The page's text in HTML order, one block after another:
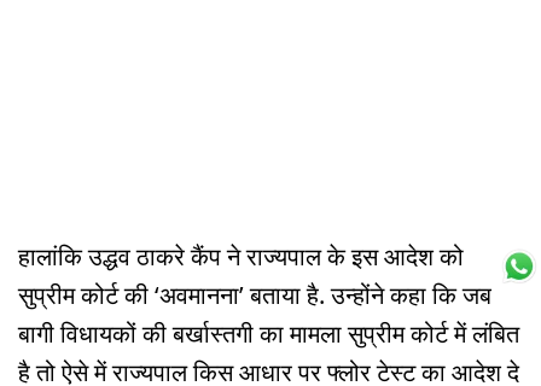
हालांकि उद्धव ठाकरे कैंप ने राज्यपाल के इस आदेश को
सुप्रीम कोर्ट की ‘अवमानना’ बताया है. उन्होंने कहा कि जब
बागी विधायकों की बर्खास्तगी का मामला सुप्रीम कोर्ट में लंबित
है तो ऐसे में राज्यपाल किस आधार पर फ्लोर टेस्ट का आदेश दे